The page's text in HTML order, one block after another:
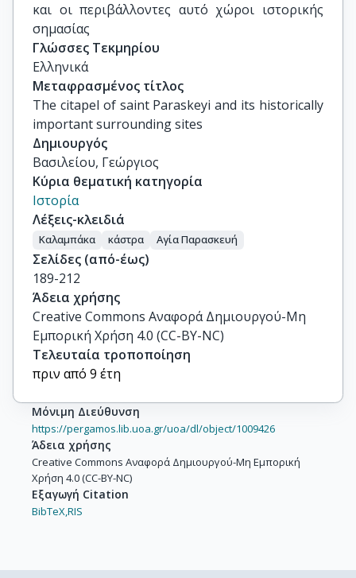
και οι περιβάλλοντες αυτό χώροι ιστορικής
σημασίας
Γλώσσες Τεκμηρίου
Ελληνικά
Μεταφρασμένος τίτλος
The citapel of saint Paraskeyi and its historically
important surrounding sites
Δημιουργός
Βασιλείου, Γεώργιος
Κύρια θεματική κατηγορία
Ιστορία
Λέξεις-κλειδιά
Καλαμπάκα κάστρα Αγία Παρασκευή
Σελίδες (από-έως)
189-212
Άδεια χρήσης
Creative Commons Αναφορά Δημιουργού-Μη
Εμπορική Χρήση 4.0 (CC-BY-NC)
Τελευταία τροποποίηση
πριν από 9 έτη
Μόνιμη Διεύθυνση
https://pergamos.lib.uoa.gr/uoa/dl/object/1009426
Άδεια χρήσης
Creative Commons Αναφορά Δημιουργού-Μη Εμπορική
Χρήση 4.0 (CC-BY-NC)
Εξαγωγή Citation
BibTeX,RIS